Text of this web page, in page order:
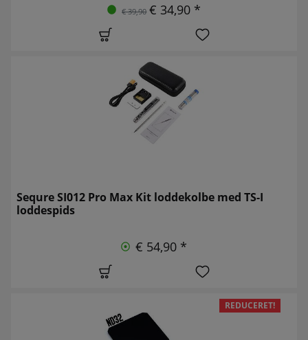
€ 39,90 € 34,90 *
Sequre SI012 Pro Max Kit loddekolbe med TS-I
loddespids
€ 54,90 *
REDUCERET!